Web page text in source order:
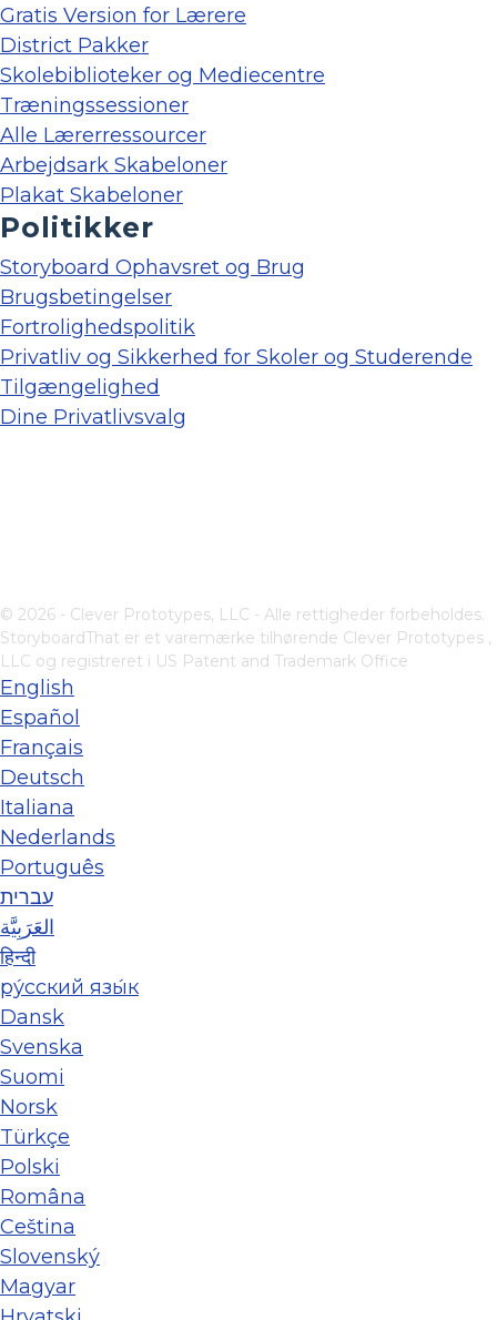
Gratis Version for Lærere
District Pakker
Skolebiblioteker og Mediecentre
Træningssessioner
Alle Lærerressourcer
Arbejdsark Skabeloner
Plakat Skabeloner
Politikker
Storyboard Ophavsret og Brug
Brugsbetingelser
Fortrolighedspolitik
Privatliv og Sikkerhed for Skoler og Studerende
Tilgængelighed
Dine Privatlivsvalg
© 2026 - Clever Prototypes, LLC - Alle rettigheder forbeholdes.
StoryboardThat er et varemærke tilhørende Clever Prototypes ,
LLC og registreret i US Patent and Trademark Office
English
Español
Français
Deutsch
Italiana
Nederlands
Português
עברית
العَرَبِيَّة
हिन्दी
ру́сский язы́к
Dansk
Svenska
Suomi
Norsk
Türkçe
Polski
Româna
Ceština
Slovenský
Magyar